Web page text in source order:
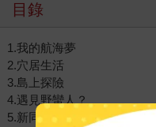
目錄
1.我的航海夢
2.穴居生活
3.島上探險
4.遇見野蠻人？
5.新同伴星期五